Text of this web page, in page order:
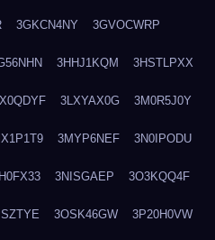
3GKCN4NY 3GVOCWRP
3HHJ1KQM 3HSTLPXX
3LXYAX0G 3M0R5J0Y
3MYP6NEF 3N0IPODU
3NISGAEP 3O3KQQ4F
3OSK46GW 3P20H0VW